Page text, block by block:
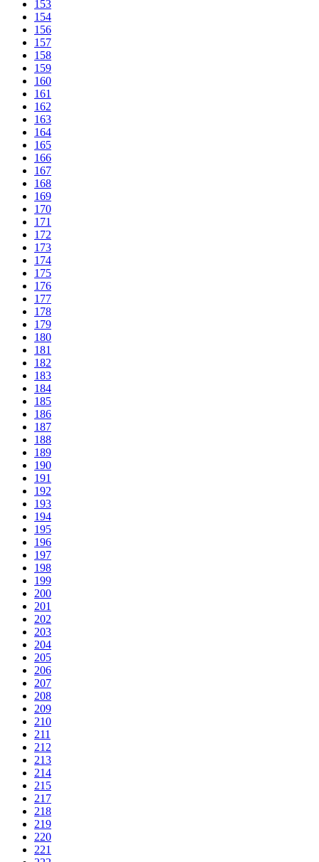
153
154
156
157
158
159
160
161
162
163
164
165
166
167
168
169
170
171
172
173
174
175
176
177
178
179
180
181
182
183
184
185
186
187
188
189
190
191
192
193
194
195
196
197
198
199
200
201
202
203
204
205
206
207
208
209
210
211
212
213
214
215
217
218
219
220
221